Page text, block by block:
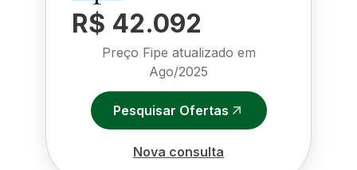
R$ 42.092
Preço Fipe atualizado em
Ago/2025
Pesquisar Ofertas
Nova consulta